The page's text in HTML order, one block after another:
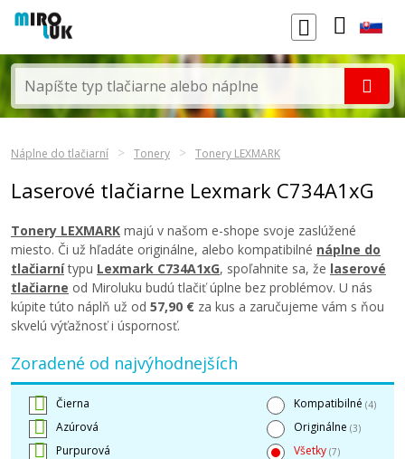
Náplne do tlačiarní Tonery Tonery LEXMARK
Laserové tlačiarne Lexmark C734A1xG
Tonery LEXMARK majú v našom e-shope svoje zaslúžené
miesto. Či už hľadáte originálne, alebo kompatibilné náplne do
tlačiarnítypu Lexmark C734A1xG, spoľahnite sa, že laserové
tlačiarne od Miroluku budú tlačiť úplne bez problémov. U nás
kúpite túto náplň už od 57,90 € za kus a zaručujeme vám s ňou
skvelú výťažnosť i úspornosť.
Zoradené od najvýhodnejších
Čierna
Azúrová
Purpurová
Kompatibilné (4)
Originálne (3)
Všetky (7)